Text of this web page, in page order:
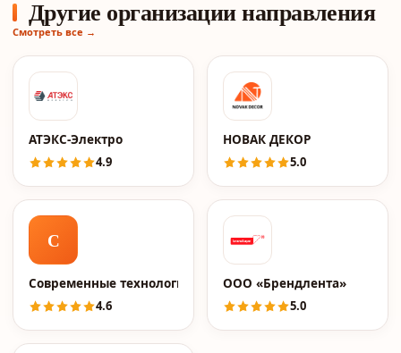
Другие организации направления
Смотреть все →
АТЭКС-Электро
4.9
НОВАК ДЕКОР
5.0
С
Современные технологии
4.6
ООО «Брендлента»
5.0